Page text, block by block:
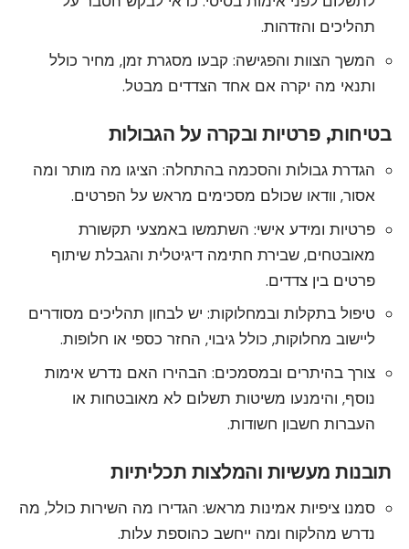
תהליכים והזדהות.
המשך הצוות והפגישה: קבעו מסגרת זמן, מחיר כולל
ותנאי מה יקרה אם אחד הצדדים מבטל.
בטיחות, פרטיות ובקרה על הגבולות
הגדרת גבולות והסכמה בהתחלה: הציגו מה מותר ומה
אסור, וודאו שכולם מסכימים מראש על הפרטים.
פרטיות ומידע אישי: השתמשו באמצעי תקשורת
מאובטחים, שבירת חתימה דיגיטלית והגבלת שיתוף
פרטים בין צדדים.
טיפול בתקלות ובמחלוקות: יש לבחון תהליכים מסודרים
ליישוב מחלוקות, כולל גיבוי, החזר כספי או חלופות.
צורך בהיתרים ובמסמכים: הבהירו האם נדרש אימות
נוסף, והימנעו משיטות תשלום לא מאובטחות או
העברות חשבון חשודות.
תובנות מעשיות והמלצות תכליתיות
סמנו ציפיות אמינות מראש: הגדירו מה השירות כולל, מה
נדרש מהלקוח ומה ייחשב כהוספת עלות.